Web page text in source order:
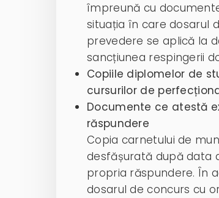
împreună cu
situația în care dosarul
prevedere se aplică la
sancțiunea respingerii
Copiile diplomelor de
cursurilor de
Documente ce atestă
răspundere
Copia carnetului de
desfășurată după data
propria răspundere. În
dosarul de concurs cu